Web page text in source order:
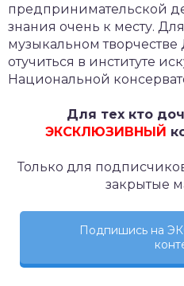
предпринимательской
знания очень к месту.
музыкальном
отучиться в институте
Национальной
Для тех кто
ЭКСКЛЮЗИВНЫЙ
Только для
закрытые
Подпишись на